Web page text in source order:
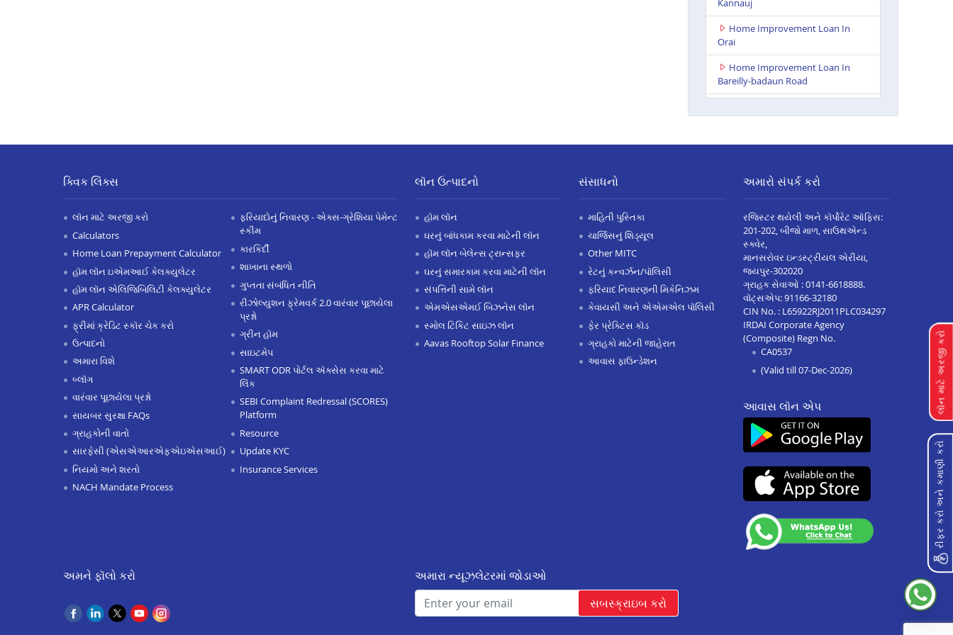
Home Improvement Loan In
Orai
Home Improvement Loan In
Bareilly-badaun Road
Ballia
Home Improvement Loan In
Home Improvement Loan In
Lakhimpur Kheri
Home Improvement Loan In
Gorakhpur
Home Improvement Loan In
Sultanpur
Home Improvement Loan In
Baghpat
Home Improvement Loan In
Anupshahr
Home Improvement Loan In
Home Improvement Loan In
Home Improvement Loan In
Home Improvement Loan In
Shahjahanpur
લૉન માટે અરજી કરો
રીફર કરો અને કમાણી કરો
ક્વિક લિંક્સ
લૉન માટે અરજી કરો
Calculators
Home Loan Prepayment Calculator
હૉમ લૉન ઇએમઆઈ કેલક્યુલેટર
હૉમ લૉન એલિજિબિલિટી કેલક્યુલેટર
APR Calculator
ફ્રીમાં ક્રેડિટ સ્કૉર ચેક કરો
ઉત્પાદનો
અમારા વિશે
બ્લૉગ
વારંવાર પૂછાયેલા પ્રશ્નો
સાયબર સુરક્ષા FAQs
ગ્રાહકોની વાતો
સારફેસી (એસએઆરએફએઇએસઆઈ)
નિયમો અને શરતો
NACH Mandate Process
ફરિયાદોનું નિવારણ - એક્સ-ગ્રેશિયા પેમેન્ટ
સ્કીમ
કારકિર્દી
શાખાના સ્થળો
ગુપ્તતા સંબંધિત નીતિ
રીઝોલ્યુશન ફ્રેમવર્ક 2.0 વારંવાર પૂછાયેલા
પ્રશ્નો
ગ્રીન હૉમ
સાઇટમેપ
SMART ODR પોર્ટલ ઍક્સેસ કરવા માટે
લિંક
SEBI Complaint Redressal (SCORES)
Platform
Resource
Update KYC
Insurance Services
લૉન ઉત્પાદનો
હૉમ લૉન
ઘરનું બાંધકામ કરવા માટેની લૉન
હૉમ લૉન બેલેન્સ ટ્રાન્સફર
ઘરનું સમારકામ કરવા માટેની લૉન
સંપત્તિની સામે લૉન
એમએસએમઈ બિઝનેસ લૉન
સ્મોલ ટિકિટ સાઇઝ લૉન
Aavas Rooftop Solar Finance
સંસાધનો
માહિતી પુસ્તિકા
ચાર્જિસનું શિડ્યૂલ
Other MITC
રેટનું કન્વર્ઝન/પૉલિસી
ફરિયાદ નિવારણની મિકેનિઝમ
કેવાયસી અને એએમએલ પૉલિસી
ફેર પ્રેક્ટિસ કૉડ
ગ્રાહકો માટેની જાહેરાત
આવાસ ફાઉન્ડેશન
અમારો સંપર્ક કરો
રજિસ્ટર થયેલી અને કૉર્પોરેટ ઑફિસ:
201-202, બીજો માળ, સાઉથએન્ડ
સ્ક્વેર,
માનસરોવર ઇન્ડસ્ટ્રીયલ એરીયા,
જયપુર-302020
ગ્રાહક સેવાઓ :0141-6618888.
વૉટ્સએપ:91166-32180
CIN No. : L65922RJ2011PLC034297
IRDAI Corporate Agency
(Composite) Regn No.
CA0537
(Valid till 07-Dec-2026)
આવાસ લૉન એપ
અમને ફૉલો કરો
અમારા ન્યૂઝલેટરમાં જોડાઓ
સબસ્ક્રાઇબ કરો